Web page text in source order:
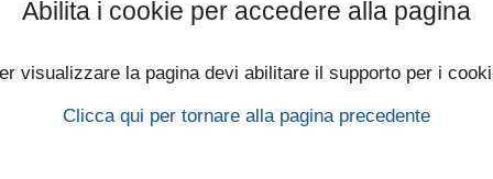
Abilita i cookie per accedere alla pagina
visualizzare la pagina devi abilitare il supporto per i
Clicca qui per tornare alla pagina precedente